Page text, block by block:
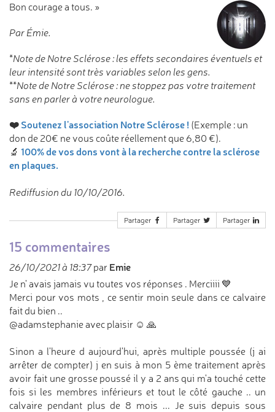
Bon courage a tous. »
Par Émie.
*Note de Notre Sclérose : les effets secondaires éventuels et
leur intensité sont très variables selon les gens.
**Note de Notre Sclérose : ne stoppez pas votre traitement
sans en parler à votre neurologue.
❤️Soutenez l'association Notre Sclérose ! (Exemple : un
don de 20€ ne vous coûte réellement que 6,80 €).
🔬 100% de vos dons vont à la recherche contre la sclérose
en plaques.
Rediffusion du 10/10/2016.
Partager Partager Partager
15 commentaires
26/10/2021 à 18:37par Emie
Je n' avais jamais vu toutes vos réponses . Merciiii 💙
Merci pour vos mots , ce sentir moin seule dans ce calvaire
fait du bien ..
@adamstephanie avec plaisir ☺️ 🙏
Sinon a l'heure d aujourd'hui, après multiple poussée (j ai
arrêter de compter) j en suis à mon 5 ème traitement après
avoir fait une grosse poussé il y a 2 ans qui m'a touché cette
fois si les membres inférieurs et tout le côté gauche .. un
calvaire pendant plus de 8 mois ... Je suis depuis sous